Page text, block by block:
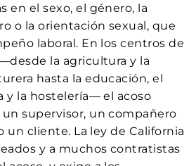
en el sexo, el género, la
o la orientación sexual, que
laboral. En los centros de
la agricultura y la
hasta la educación, el
y la hostelería— el acoso
supervisor, un compañero
un cliente. La ley de California
y a muchos contratistas